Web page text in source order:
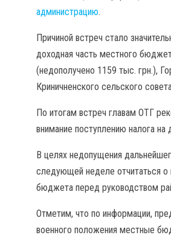
администрацию.
Причиной встреч стало
доходная часть местного
(недополучено 1159 тыс. грн.),
Криничненского сельского
По итогам встреч главам ОТГ
внимание поступлению налога
В целях недопущения
следующей неделе отчитаться о
бюджета перед руководством
Отметим, что по информации,
военного положения местные